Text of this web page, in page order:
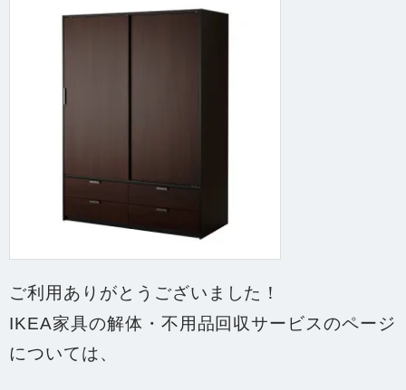
ご利用ありがとうございました！
IKEA家具の解体・不用品回収サービスのページ
については、